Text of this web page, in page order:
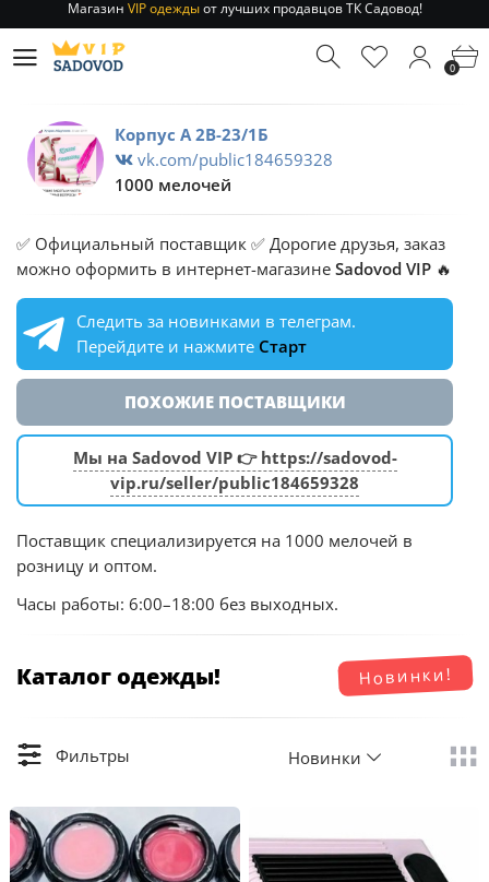
Отправление заказа 1-3 дняпо РФ и МСК!
Магазин
от лучших продавцов ТК Садовод!
Отправление заказа 1-3 дня
по РФ и МСК! 0
Корпус А 2В-23/1Б
vk.com/public184659328
1000 мелочей
✅ Официальный поставщик ✅ Дорогие друзья, заказ
можно оформить в интернет-магазине Sadovod VIP 🔥
Следить за новинками в телеграм.
Перейдите и нажмите Старт
ПОХОЖИЕ ПОСТАВЩИКИ
Мы на Sadovod VIP 👉 https://sadovod-
vip.ru/seller/public184659328
Поставщик специализируется на 1000 мелочей в
розницу и оптом.
Часы работы: 6:00–18:00 без выходных.
Новинки!
Каталог одежды!
Фильтры Новинки